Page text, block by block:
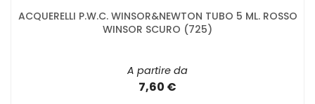
ACQUERELLI P.W.C. WINSOR&NEWTON TUBO 5 ML. ROSSO
WINSOR SCURO (725)
A partire da
7,60 €